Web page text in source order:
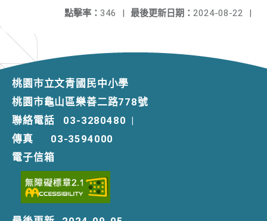
最後更新日期： 2024-08-22 |
點擊率： 346 |
桃園市立文青國民中小學
桃園市龜山區樂善二路778號
聯絡電話
03-3280480 |
傳真
03-3594000
電子信箱